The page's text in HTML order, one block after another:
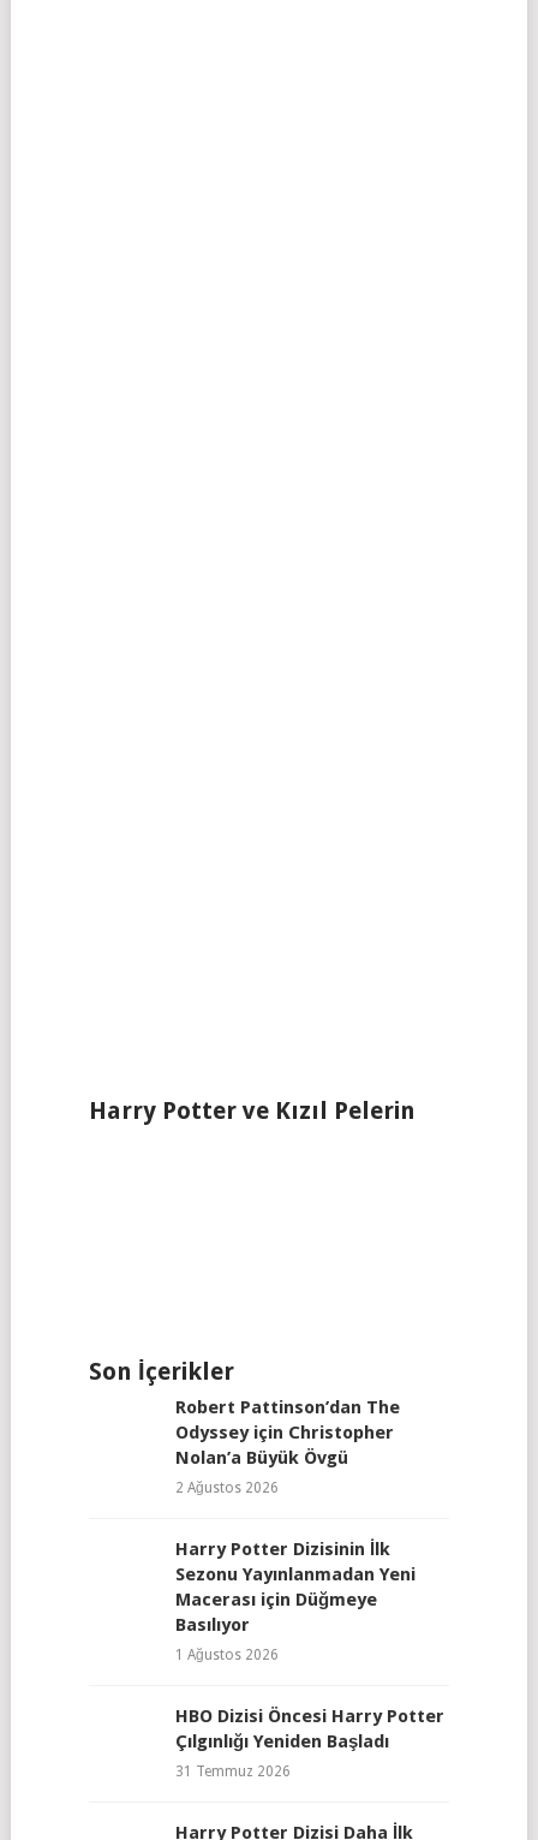
Harry Potter ve Kızıl Pelerin
Son İçerikler
Robert Pattinson’dan The
Odyssey için Christopher
Nolan’a Büyük Övgü
2 Ağustos 2026
Harry Potter Dizisinin İlk
Sezonu Yayınlanmadan Yeni
Macerası için Düğmeye
Basılıyor
1 Ağustos 2026
HBO Dizisi Öncesi Harry Potter
Çılgınlığı Yeniden Başladı
31 Temmuz 2026
Harry Potter Dizisi Daha İlk